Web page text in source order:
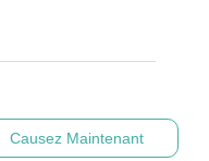
Causez Maintenant